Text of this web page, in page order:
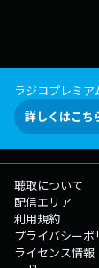
かつての名選手
紹介。 ▽07:00
て、 番組コメ
【 交通情報 】
ニュースの内側
越健司さんと
】 ここ1ヶ月ほ
クアップ！ 今回
題 ▽07:29〜
GUIDE 】 今日
NEWS 】 最新
of Life 】 数々
します。
インフォメー
ラジコプレミ
詳しくはこち
聴取について
配信エリア
利用規約
プライバシーポ
ライセンス情報